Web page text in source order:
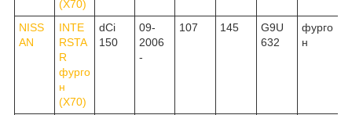
(X70)
NISS
AN
INTE
RSTA
R
фурго
н
(X70)
dCi
150
09-
2006
-
107 145
G9U
632
фурго
н